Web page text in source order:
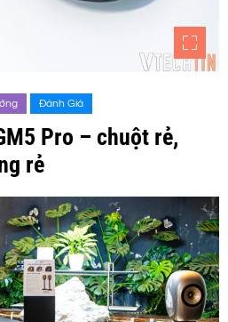
Đánh Giá
Pro – chuột rẻ,
rẻ